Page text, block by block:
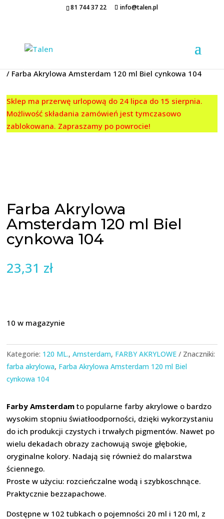
81 744 37 22 info@talen.pl
/ Farba Akrylowa Amsterdam 120 ml Biel cynkowa 104
Sklep ma przerwę urlopową do 24 lipca do 15 sierpnia.
Możliwość składania zamówień jest tymczasowo
zablokowana. Zapraszamy po powrocie!
Farba Akrylowa
Amsterdam 120 ml Biel
cynkowa 104
23,31 zł
10 w magazynie
Kategorie: 120 ML.,Amsterdam, FARBY AKRYLOWE
Znaczniki:
farba akrylowa, Farba Akrylowa Amsterdam 120 ml Biel
cynkowa 104
Farby Amsterdam to popularne farby akrylowe o bardzo
wysokim stopniu światłoodporności, dzięki wykorzystaniu
do ich produkcji czystych i trwałych pigmentów. Nawet po
wielu dekadach obrazy zachowują swoje głębokie,
oryginalne kolory. Nadają się również do malarstwa
ściennego.
Proste w użyciu: rozcieńczalne wodą i szybkoschnące.
Praktycznie bezzapachowe.
Dostępne w 102 tubkach o pojemności 20 ml i 120 ml, z